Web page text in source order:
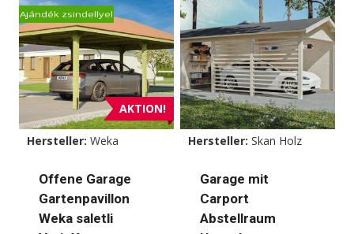
mehrere
Varianten
auf.
Die
Optionen
können
auf
der
Produktseite
gewählt
mehrere
Varianten
auf.
Die
Optionen
können
auf
der
Produktseite
gewählt
Ajándék zsindellyel
AKTION!
Hersteller: Weka
Offene Garage
Gartenpavillon
Weka saletli
Hersteller: Skan Holz
Garage mit
Carport
Abstellraum